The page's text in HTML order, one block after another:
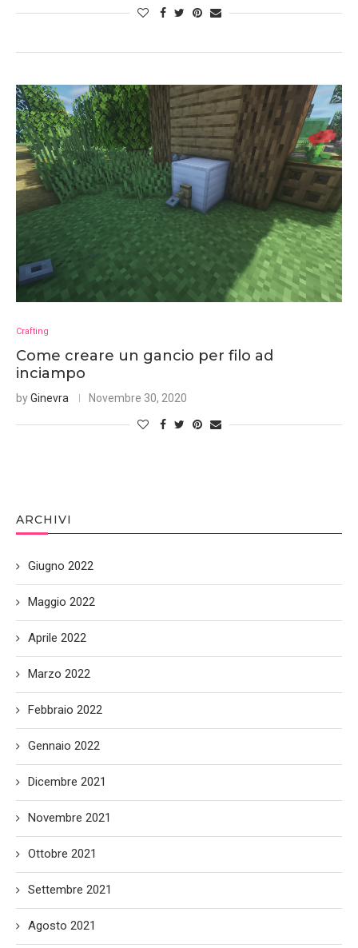
Crafting
Come creare un gancio per filo ad
inciampo
byGinevra Novembre 30, 2020
ARCHIVI
Giugno 2022
Maggio 2022
Aprile 2022
Marzo 2022
Febbraio 2022
Gennaio 2022
Dicembre 2021
Novembre 2021
Ottobre 2021
Settembre 2021
Agosto 2021